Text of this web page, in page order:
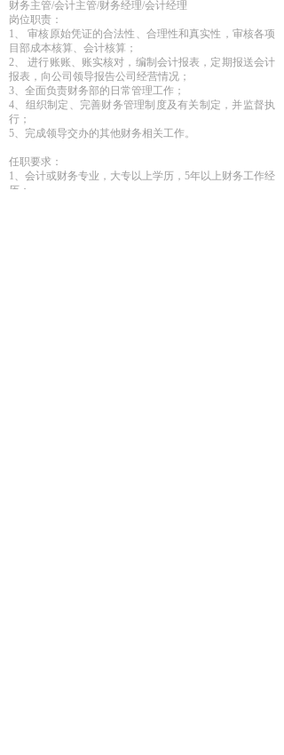
财务主管/会计主管/财务经理/会计经理
岗位职责：
1、 审核原始凭证的合法性、合理性和真实性，审核各项
目部成本核算、会计核算；
2、 进行账账、账实核对，编制会计报表，定期报送会计
报表，向公司领导报告公司经营情况；
3、全面负责财务部的日常管理工作；
4、组织制定、完善财务管理制度及有关制定，并监督执
行；
5、完成领导交办的其他财务相关工作。
任职要求：
1、会计或财务专业，大专以上学历，5年以上财务工作经
历；